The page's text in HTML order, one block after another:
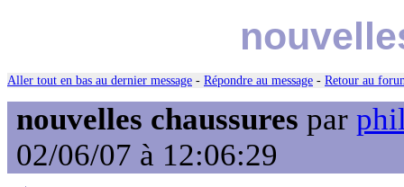
Aller tout en bas au dernier message - Répondre au message - Retour au
nouvelles chaussures par
02/06/07 à 12:06:29